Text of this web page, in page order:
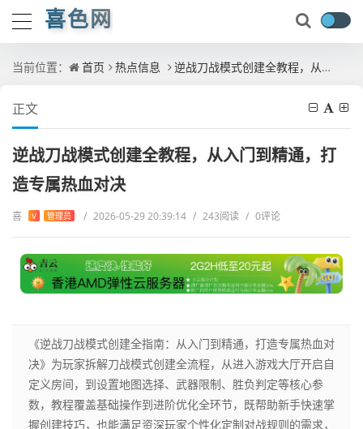
喜色网
当前位置： 首页 热点信息 逆战刀战模式创建全教程，从入门到精通，打造专属热血对决
正文
逆战刀战模式创建全教程，从入门到精通，打
造专属热血对决
喜 V 管理员 / 2026-05-29 20:39:14 / 243阅读 / 0评论
《逆战刀战模式创建全指南：从入门到精通，打造专属热血对
决》为玩家拆解刀战模式创建全流程，从进入游戏大厅开启自
定义房间，到设置地图选择、武器限制、胜负判定等核心参
数，教程覆盖基础操作到进阶优化全环节，既帮助新手快速掌
握创建技巧，也能满足资深玩家个性化定制对战规则的需求，